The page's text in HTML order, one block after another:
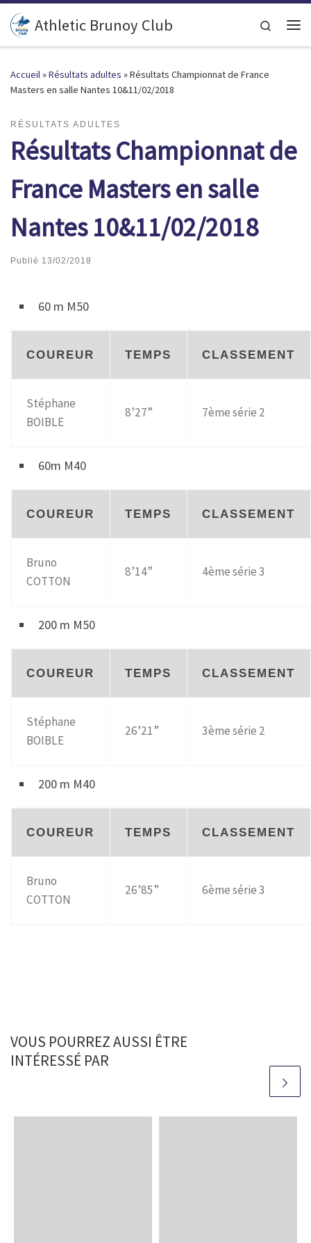
Passer au contenu
Athletic Brunoy Club Search
Accueil»Résultats adultes »Résultats Championnat de France
Masters en salle Nantes 10&11/02/2018
RÉSULTATS ADULTES
Résultats Championnat de
France Masters en salle
Nantes 10&11/02/2018
Publié 13/02/2018
60 m M50
COUREUR TEMPS CLASSEMENT
Stéphane
BOIBLE
8’27” 7ème série 2
60m M40
COUREUR TEMPS CLASSEMENT
Bruno
COTTON
8’14” 4ème série 3
200 m M50
COUREUR TEMPS CLASSEMENT
Stéphane
BOIBLE
26’21” 3ème série 2
200 m M40
COUREUR TEMPS CLASSEMENT
Bruno
COTTON
26’85” 6ème série 3
VOUS POURREZ AUSSI ÊTRE
INTÉRESSÉ PAR